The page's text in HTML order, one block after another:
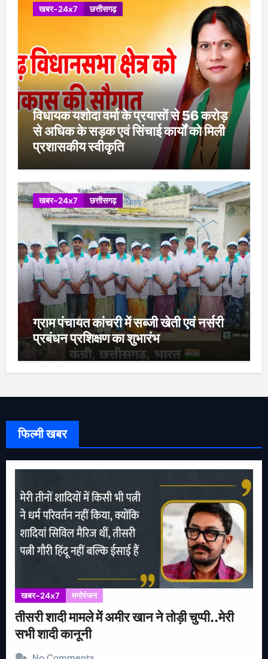
खबर-24x7 छत्तीसगढ़
विधायक यशोदा वर्मा के प्रयासों से 56 करोड़
से अधिक के सड़क एवं सिंचाई कार्यों को मिली
प्रशासकीय स्वीकृति
खबर-24x7 छत्तीसगढ़
ग्राम पंचायत कांचरी में सब्जी खेती एवं नर्सरी
प्रबंधन प्रशिक्षण का शुभारंभ
फिल्मी खबर
खबर-24x7 मनोरंजन
तीसरी शादी मामले में अमीर खान ने तोड़ी चुप्पी..मेरी
सभी शादी कानूनी